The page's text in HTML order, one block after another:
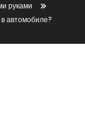
руками
автомобиле?